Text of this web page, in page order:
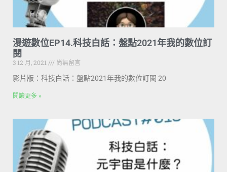
漫遊數位EP14.科技白話：盤點2021年我的數位訂
閱
3 12 月, 2021
尚無留言
影片版：科技白話：盤點2021年我的數位訂閱 20
閱讀更多 »